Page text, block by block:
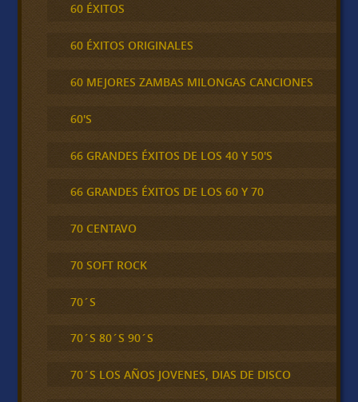
60 ÉXITOS
60 ÉXITOS ORIGINALES
60 MEJORES ZAMBAS MILONGAS CANCIONES
60'S
66 GRANDES ÉXITOS DE LOS 40 Y 50'S
66 GRANDES ÉXITOS DE LOS 60 Y 70
70 CENTAVO
70 SOFT ROCK
70´S
70´S 80´S 90´S
70´S LOS AÑOS JOVENES, DIAS DE DISCO